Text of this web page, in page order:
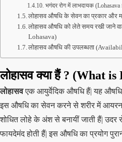
भगंदर रोग में लाभदायक
लोहासव औषधि के सेवन का प्रकार और
लोहासव औषधि को लेते समय रखी जाने
Lohasava)
लोहासव औषधि की उपलब्धता
लोहासव क्या हैं ? (What
लोहासवएक आयुर्वेदिक औषधि हैं| यह
इस औषधि का सेवन करने से शरीर में आयरन
शोधित लोहे के अंश से बनायीं जाती हैं| उदर
फायदेमंद होती हैं| इस औषधि का प्रयोग